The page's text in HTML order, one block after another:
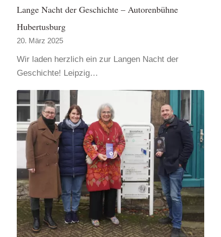
Lange Nacht der Geschichte – Autorenbühne
Hubertusburg
20. März 2025
Wir laden herzlich ein zur Langen Nacht der
Geschichte! Leipzig…